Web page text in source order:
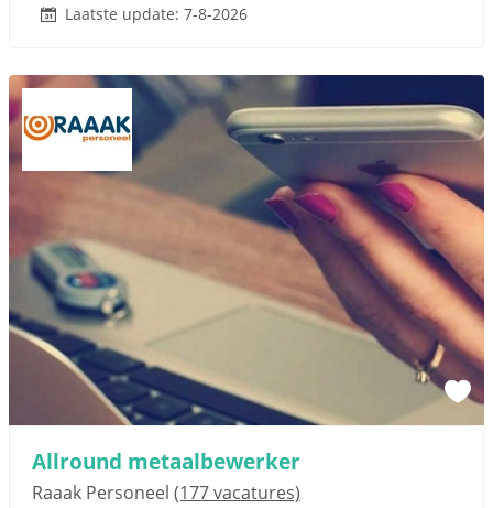
Laatste update: 7-8-2026
Allround metaalbewerker
Raaak Personeel (177 vacatures)